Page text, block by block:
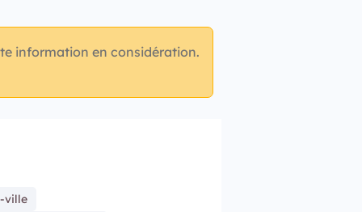
information en considération.
ville